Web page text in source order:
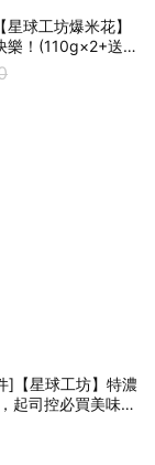
星球工坊爆米花】
樂！(110g×2+送1
]【星球工坊】特濃
起司控必買美味